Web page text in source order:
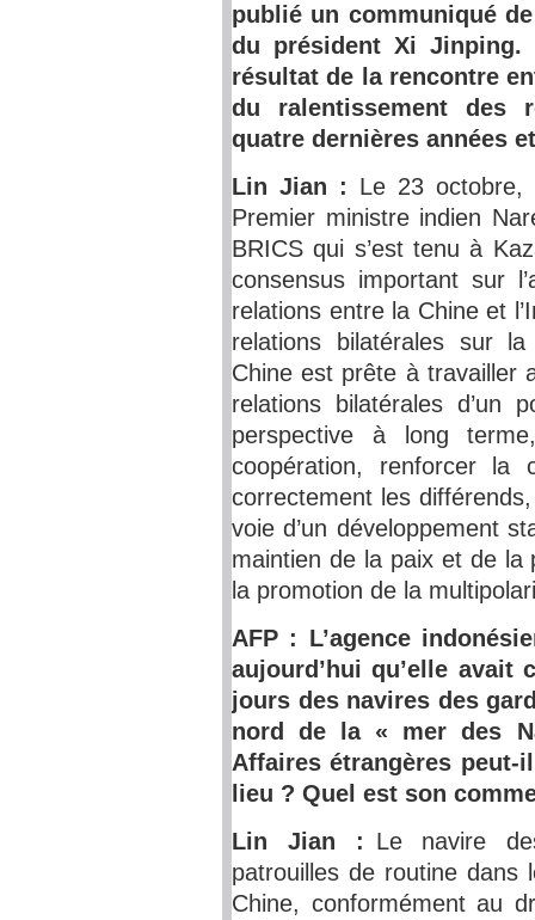
publié un communiqué
du président Xi Jinping.
résultat de la rencontre
du ralentissement des
quatre dernières années
Lin Jian : Le 23 octobre,
Premier ministre indien
BRICS qui s’est tenu à
consensus important sur
relations entre la Chine et
relations bilatérales sur
Chine est prête à travailler
relations bilatérales d’un
perspective à long
coopération, renforcer la
correctement les
voie d’un développement
maintien de la paix et de la
la promotion de la
AFP : L’agence
aujourd’hui qu’elle avait
jours des navires des
nord de la « mer des
Affaires étrangères
lieu ? Quel est son
Lin Jian : Le navire
patrouilles de routine dans
Chine, conformément au